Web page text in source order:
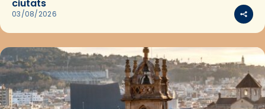
ciutats
03/08/2026